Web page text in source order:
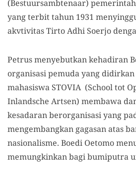
(Bestuursambtenaar)
yang terbit tahun 1931
akvtivitas Tirto Adhi Soerjo
Petrus menyebutkan kehadiran
organisasi pemuda yang didirkan
mahasiswa STOVIA (School tot
Inlandsche Artsen) membawa
kesadaran berorganisasi yang
mengembangkan gagasan atas
nasionalisme. Boedi Oetomo
memungkinkan bagi bumiputra